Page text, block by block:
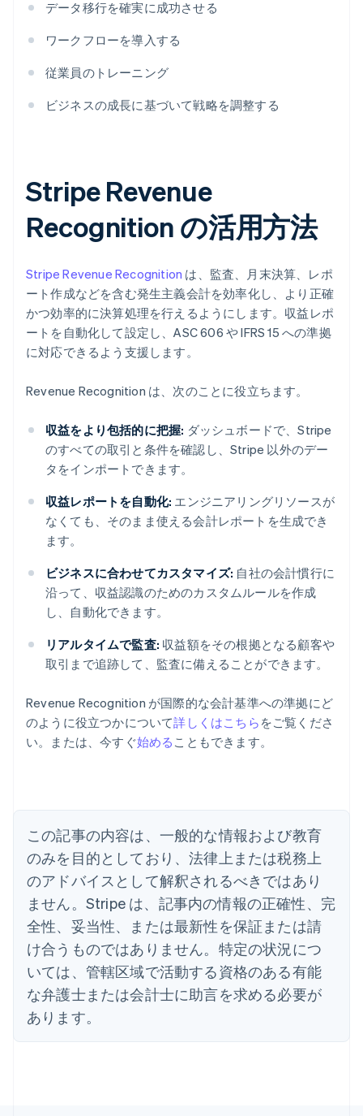
データ移行を確実に成功させる
ワークフローを導入する
従業員のトレーニング
ビジネスの成長に基づいて戦略を調整する
Stripe Revenue
Recognition の活用方法
Stripe Revenue Recognition は、監査、月末決算、レポ
ート作成などを含む発生主義会計を効率化し、より正確
かつ効率的に決算処理を行えるようにします。収益レポ
ートを自動化して設定し、ASC 606 や IFRS 15 への準拠
に対応できるよう支援します。
Revenue Recognition は、次のことに役立ちます。
収益をより包括的に把握: ダッシュボードで、Stripe
のすべての取引と条件を確認し、Stripe 以外のデー
タをインポートできます。
収益レポートを自動化: エンジニアリングリソースが
なくても、そのまま使える会計レポートを生成でき
ます。
ビジネスに合わせてカスタマイズ: 自社の会計慣行に
沿って、収益認識のためのカスタムルールを作成
し、自動化できます。
リアルタイムで監査: 収益額をその根拠となる顧客や
取引まで追跡して、監査に備えることができます。
Revenue Recognition が国際的な会計基準への準拠にど
のように役立つかについて詳しくはこちら をご覧くださ
い。または、今すぐ始める こともできます。
この記事の内容は、一般的な情報および教育
のみを目的としており、法律上または税務上
のアドバイスとして解釈されるべきではあり
ません。Stripe は、記事内の情報の正確性、完
全性、妥当性、または最新性を保証または請
け合うものではありません。特定の状況につ
いては、管轄区域で活動する資格のある有能
な弁護士または会計士に助言を求める必要が
あります。
アイルランド
English
イギリス
English
イタリア
Italiano English
インド
English
エストニア
English
オーストラリア
English
オーストリア
DeutschEnglish
オランダ